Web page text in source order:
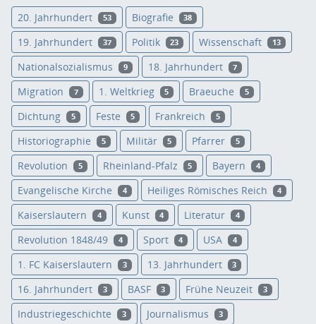
20. Jahrhundert 53 Biografie 38
19. Jahrhundert 37 Politik 23 Wissenschaft 13
Nationalsozialismus 9 18. Jahrhundert 7
Migration 7 1. Weltkrieg 5 Braeuche 5
Dichtung 5 Feste 5 Frankreich 5
Historiographie 5 Militär 5 Pfarrer 5
Revolution 5 Rheinland-Pfalz 5 Bayern 4
Evangelische Kirche 4 Heiliges Römisches Reich 4
Kaiserslautern 4 Kunst 4 Literatur 4
Revolution 1848/49 4 Sport 4 USA 4
1. FC Kaiserslautern 3 13. Jahrhundert 3
16. Jahrhundert 3 BASF 3 Frühe Neuzeit 3
Industriegeschichte 3 Journalismus 3